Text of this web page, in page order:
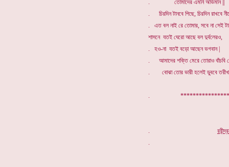
. তোমাদের এমনি অভিমান ||
. চিরদিন টানবে পিছে, চিরদিন রাখবে
. এত বল নাই রে তোমার, সবে না সেই
শাসনে যতই ঘেরো আছে বল দুর্বলেরও,
. হও-না যতই বড়ো আছেন ভগবান |
. আমাদের শক্তি মেরে তোরাও বাঁচবি
. বোঝা তোর ভারী হলেই ডুববে
.
. র
.